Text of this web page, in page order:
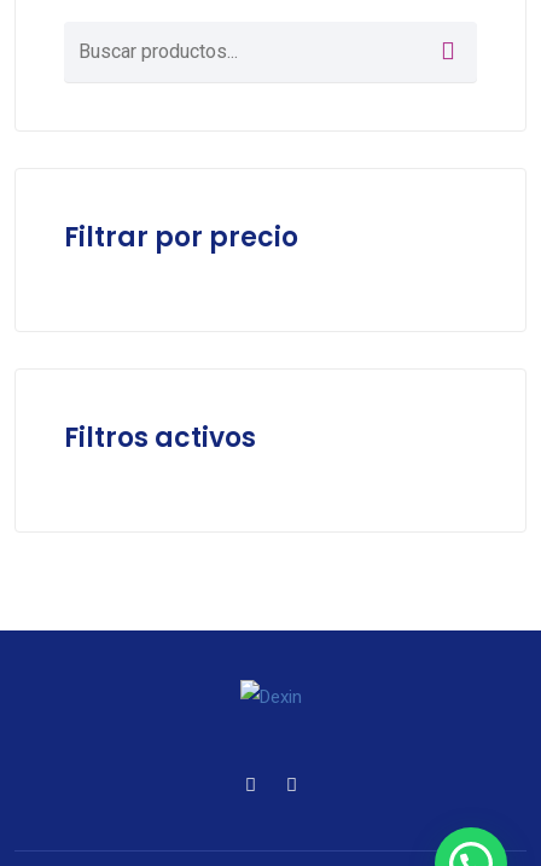
Filtrar por precio
Filtros activos